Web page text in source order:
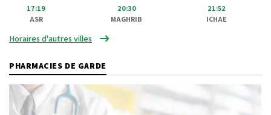
17:19
ASR
20:30
MAGHRIB
21:52
ICHAE
Horaires d'autres villes
PHARMACIES DE GARDE